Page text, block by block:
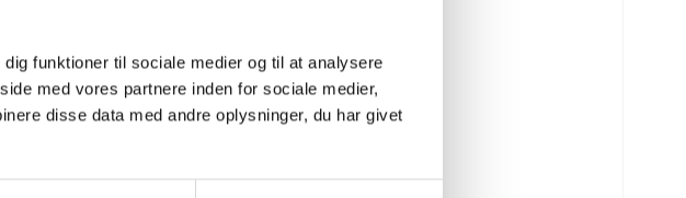
funktioner til sociale medier og til at analysere
med vores partnere inden for sociale medier,
disse data med andre oplysninger, du har givet